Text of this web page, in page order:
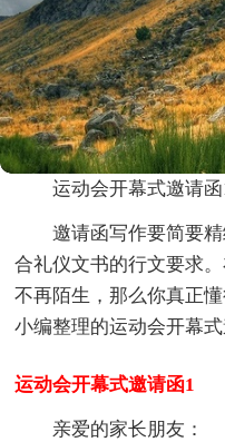
运动会开幕式邀请
邀请函写作要简要
合礼仪文书的行文要求
不再陌生，那么你真正
小编整理的运动会开幕
运动会开幕式邀请函1
亲爱的家长朋友：